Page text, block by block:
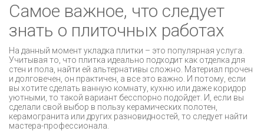
Самое важное, что следует
знать о плиточных работах
На данный момент укладка плитки – это популярная услуга.
Учитывая то, что плитка идеально подходит как отделка для
стен и пола, найти ей альтернативы сложно. Материал прочен
и долговечен, он практичен, а все это важно. И потому, если
вы хотите сделать ванную комнату, кухню или даже коридор
уютными, то такой вариант бесспорно подойдет. И, если вы
сделали свой выбор в пользу керамических полотен,
керамогранита или других разновидностей, то следует найти
мастера-профессионала.